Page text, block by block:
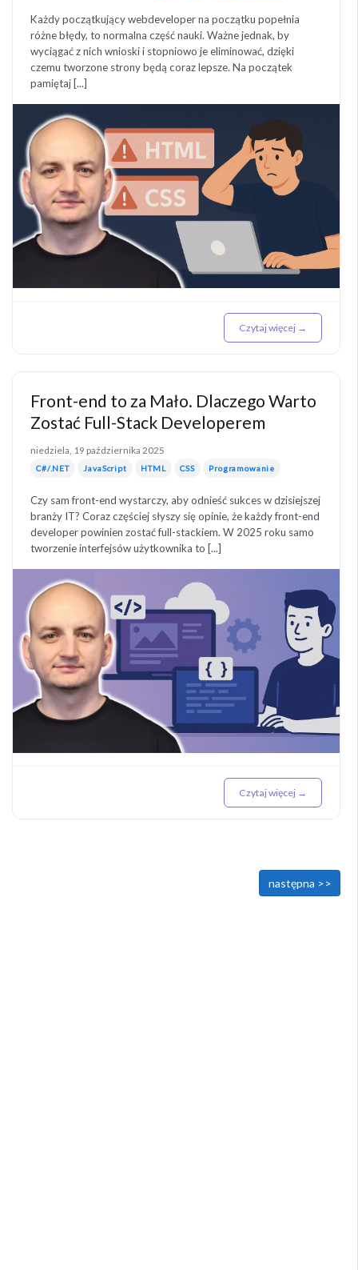
Każdy początkujący webdeveloper na początku popełnia
różne błędy, to normalna część nauki. Ważne jednak, by
wyciągać z nich wnioski i stopniowo je eliminować, dzięki
czemu tworzone strony będą coraz lepsze. Na początek
pamiętaj [...]
Czytaj więcej →
Front-end to za Mało. Dlaczego Warto
Zostać Full-Stack Developerem
niedziela, 19 października 2025
C#/.NET JavaScript HTML CSS Programowanie
Czy sam front-end wystarczy, aby odnieść sukces w dzisiejszej
branży IT? Coraz częściej słyszy się opinie, że każdy front-end
developer powinien zostać full-stackiem. W 2025 roku samo
tworzenie interfejsów użytkownika to [...]
Czytaj więcej →
następna >>